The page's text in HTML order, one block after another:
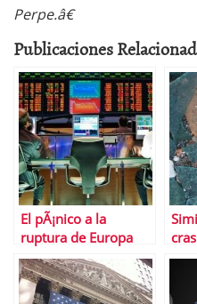
Perpe.â€
Publicaciones
El pÃ¡nico a la
ruptura de Europa
hunde la bolsa
espaÃ±ola a nivel de
2003